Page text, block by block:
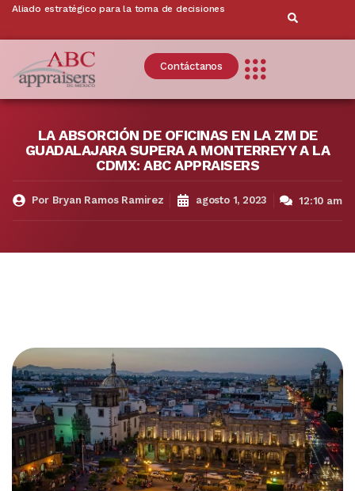
Aliado estratégico para la toma de decisiones
Contáctanos
LA ABSORCIÓN DE OFICINAS EN LA ZM DE
GUADALAJARA SUPERA A MONTERREY Y A LA
CDMX: ABC APPRAISERS
PorBryan Ramos Ramirez agosto 1, 2023 12:10 am